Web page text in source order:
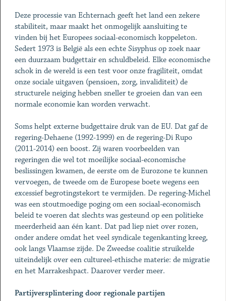
Deze processie van Echternach geeft het land een zekere
stabiliteit, maar maakt het onmogelijk aansluiting te
vinden bij het Europees sociaal-economisch koppeleton.
Sedert 1973 is België als een echte Sisyphus op zoek naar
een duurzaam budgettair en schuldbeleid. Elke economische
schok in de wereld is een test voor onze fragiliteit, omdat
onze sociale uitgaven (pensioen, zorg, invaliditeit) de
structurele neiging hebben sneller te groeien dan van een
normale economie kan worden verwacht.
Soms helpt externe budgettaire druk van de EU. Dat gaf de
regering-Dehaene (1992-1999) en de regering-Di Rupo
(2011-2014) een boost. Zij waren voorbeelden van
regeringen die wel tot moeilijke sociaal-economische
beslissingen kwamen, de eerste om de Eurozone te kunnen
vervoegen, de tweede om de Europese boete wegens een
excessief begrotingstekort te vermijden. De regering-Michel
was een stoutmoedige poging om een sociaal-economisch
beleid te voeren dat slechts was gesteund op een politieke
meerderheid aan één kant. Dat pad liep niet over rozen,
onder andere omdat het veel syndicale tegenkanting kreeg,
ook langs Vlaamse zijde. De Zweedse coalitie struikelde
uiteindelijk over een cultureel-ethische materie: de migratie
en het Marrakeshpact. Daarover verder meer.
Partijversplintering door regionale partijen